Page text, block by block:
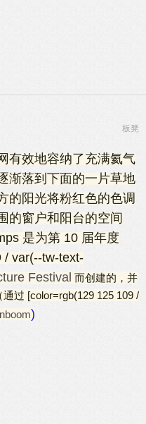
板凳
有效地容纳了充满氦气
渐落到下面的一片草地
的阳光将粉红色的色调
的窗户和阳台的空间
是为第 10 届年度
/ var(--tw-text-
Festival 而创建的，并
过 [color=rgb(129 125 109 /
)